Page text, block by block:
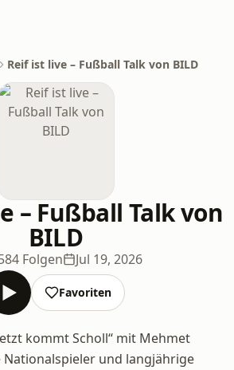
Reif ist live – Fußball Talk von BILD
– Fußball Talk von
BILD
Folgen Jul 19, 2026
Favoriten
kommt Scholl“ mit Mehmet
und langjährige